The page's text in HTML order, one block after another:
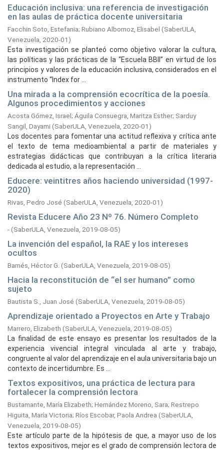
Educación inclusiva: una referencia de investigación
en las aulas de práctica docente universitaria
Facchin Soto, Estefania; Rubiano Albornoz, Elisabel (SaberULA,
Venezuela, 2020-01)
Esta investigación se planteó como objetivo valorar la cultura,
las políticas y las prácticas de la “Escuela BBII” en virtud de los
principios y valores de la educación inclusiva, considerados en el
instrumento “Index for ...
Una mirada a la comprensión ecocrítica de la poesía.
Algunos procedimientos y acciones
Acosta Gómez, Israel; Águila Consuegra, Maritza Esther; Sarduy
Sangil, Dayami(SaberULA, Venezuela, 2020-01)
Los docentes para fomentar una actitud reflexiva y crítica ante
el texto de tema medioambiental a partir de materiales y
estrategias didácticas que contribuyan a la crítica literaria
dedicada al estudio, a la representación ...
Educere: veintitres años haciendo universidad (1997-
2020)
Rivas, Pedro José (SaberULA, Venezuela, 2020-01)
Revista Educere Año 23 Nº 76. Número Completo
-(SaberULA, Venezuela, 2019-08-05)
La invención del español, la RAE y los intereses
ocultos
Barnés, Héctor G. (SaberULA, Venezuela, 2019-08-05)
Hacia la reconstitución de “el ser humano” como
sujeto
Bautista S., Juan José (SaberULA, Venezuela, 2019-08-05)
Aprendizaje orientado a Proyectos en Arte y Trabajo
Marrero, Elizabeth (SaberULA, Venezuela, 2019-08-05)
La finalidad de este ensayo es presentar los resultados de la
experiencia vivencial integral vinculada al arte y trabajo,
congruente al valor del aprendizaje en el aula universitaria bajo un
contexto de incertidumbre. Es ...
Textos expositivos, una práctica de lectura para
fortalecer la comprensión lectora
Bustamante, María Elizabeth; Hernández Moreno, Sara; Restrepo
Higuita, María Victoria; Ríos Escobar, Paola Andrea (SaberULA,
Venezuela, 2019-08-05)
Este artículo parte de la hipótesis de que, a mayor uso de los
textos expositivos, mejor es el grado de comprensión lectora de